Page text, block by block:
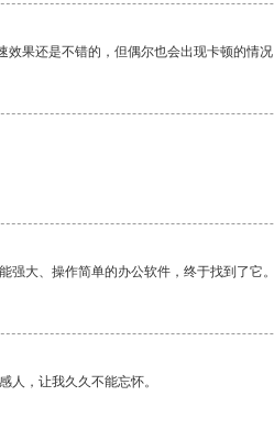
效果还是不错的，但偶尔也会出现卡顿的情况
强大、操作简单的办公软件，终于找到了它
人，让我久久不能忘怀。